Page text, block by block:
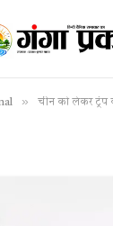
» चीन को लेकर ट्रंप का